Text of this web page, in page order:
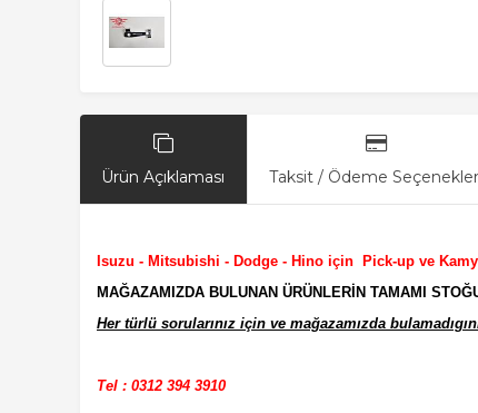
Ürün Açıklaması Taksit / Ödeme
Isuzu - Mitsubishi - Dodge - Hino için Pick-up ve
MAĞAZAMIZDA BULUNAN ÜRÜNLERİN TAMAMI
Her türlü sorularınız için ve mağazamızda
Tel : 0312 394 3910